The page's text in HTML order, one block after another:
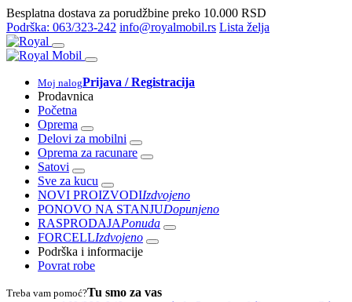
Besplatna dostava za porudžbine preko 10.000 RSD
Podrška: 063/323-242 info@royalmobil.rs Lista želja
Moj nalogPrijava / Registracija
Prodavnica
Početna
Oprema
Delovi za mobilni
Oprema za racunare
Satovi
Sve za kucu
NOVI PROIZVODIIzdvojeno
PONOVO NA STANJUDopunjeno
RASPRODAJAPonuda
FORCELLIzdvojeno
Podrška i informacije
Povrat robe
Treba vam pomoć?Tu smo za vas